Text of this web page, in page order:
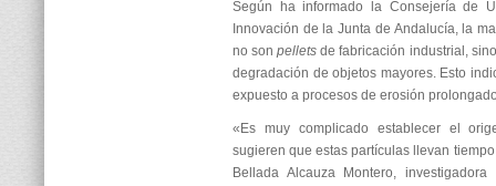
Según ha informado la Consejería de
Innovación de la Junta de Andalucía, la
no sonpellets de fabricación industrial,
degradación de objetos mayores. Esto
expuesto a procesos de erosión
«Es muy complicado establecer el
sugieren que estas partículas llevan
Bellada Alcauza Montero,